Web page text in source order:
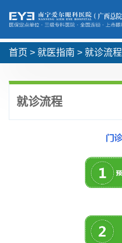
首页 > 就医指南 > 就诊流程
就诊流程